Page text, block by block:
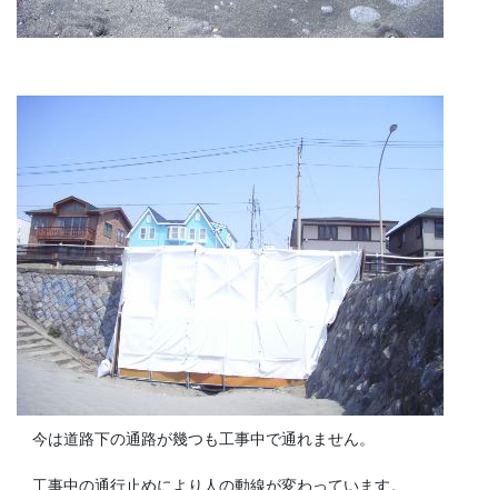
今は道路下の通路が幾つも工事中で通れません。
工事中の通行止めにより人の動線が変わっています。